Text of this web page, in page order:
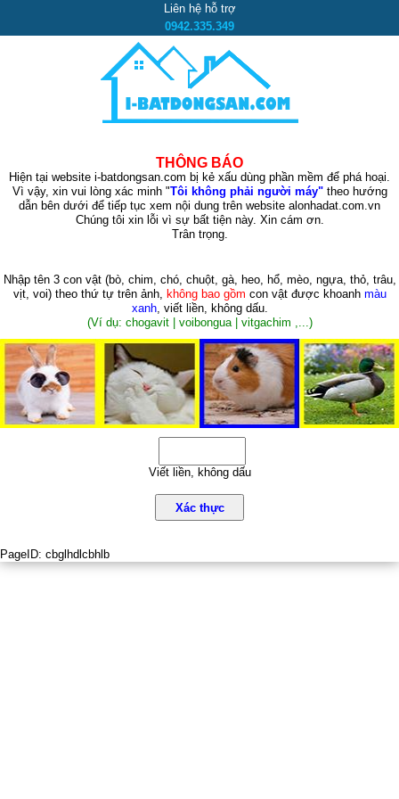
Liên hệ hỗ trợ
0942.335.349
THÔNG BÁO
Hiện tại website i-batdongsan.com bị kẻ xấu dùng phần mềm để phá hoại.
Vì vậy, xin vui lòng xác minh "Tôi không phải người máy"theo hướng
dẫn bên dưới để tiếp tục xem nội dung trên website alonhadat.com.vn
Chúng tôi xin lỗi vì sự bất tiện này. Xin cám ơn.
Trân trọng.
Nhập tên 3 con vật (bò, chim, chó, chuột, gà, heo, hổ, mèo, ngựa, thỏ, trâu,
vịt, voi)theo thứ tự trên ảnh, không bao gồm con vật được khoanh màu
xanh, viết liền, không dấu.
(Ví dụ: chogavit | voibongua | vitgachim ,...)
Viết liền, không dấu
Xác thực
PageID: cbglhdlcbhlb